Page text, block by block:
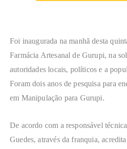
Foi inaugurada na manhã desta
Farmácia Artesanal de Gurupi, na
autoridades locais, políticos e a
Foram dois anos de pesquisa para
em Manipulação para Gurupi.
De acordo com a responsável
Guedes, através da franquia,